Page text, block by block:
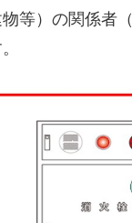
等）の関係者